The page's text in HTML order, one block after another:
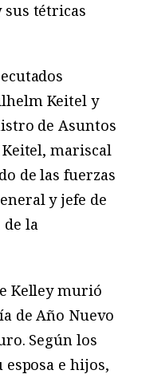
sus tétricas
Keitel y
de Asuntos
mariscal
de las fuerzas
y jefe de
de la
Kelley murió
de Año Nuevo
Según los
e hijos,